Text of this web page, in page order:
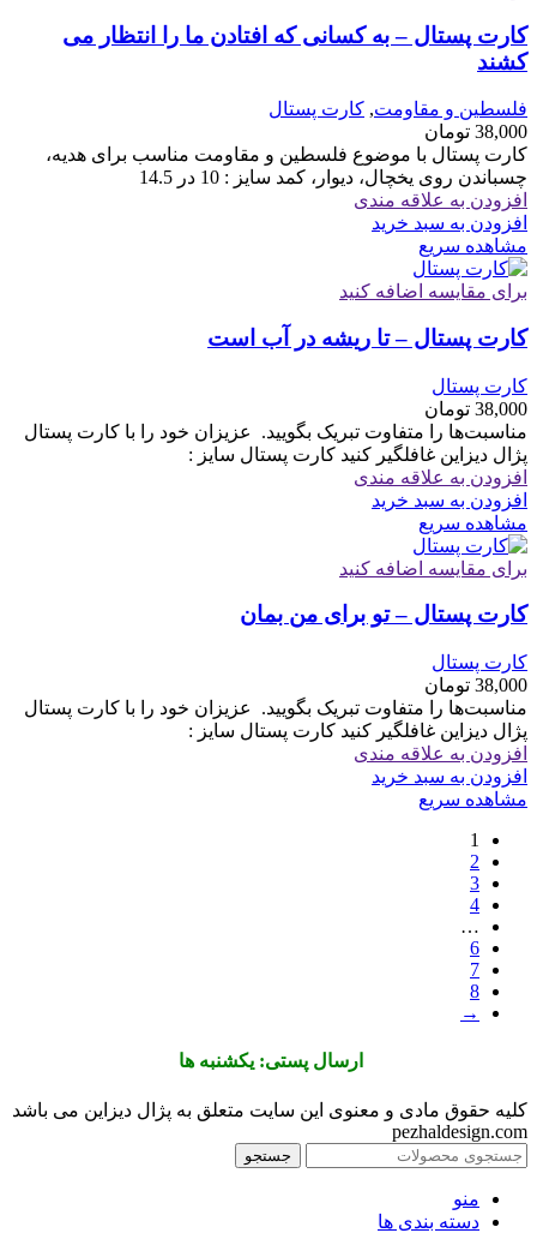
کارت پستال – به کسانی که افتادن ما را انتظار می
کشند
فلسطین و مقاومت, کارت پستال
38,000 تومان
کارت پستال با موضوع فلسطین و مقاومت مناسب برای هدیه،
چسباندن روی یخچال، دیوار، کمد سایز : 10 در 14.5
افزودن به علاقه مندی
افزودن به سبد خرید
مشاهده سریع
برای مقایسه اضافه کنید
کارت پستال – تا ریشه در آب است
کارت پستال
38,000 تومان
مناسبت‌ها را متفاوت تبریک بگویید. ‏ ‏عزیزان خود را با کارت پستال
پژال دیزاین غافلگیر کنید کارت پستال سایز :
افزودن به علاقه مندی
افزودن به سبد خرید
مشاهده سریع
برای مقایسه اضافه کنید
کارت پستال – تو برای من بمان
کارت پستال
38,000 تومان
مناسبت‌ها را متفاوت تبریک بگویید. ‏ ‏عزیزان خود را با کارت پستال
پژال دیزاین غافلگیر کنید کارت پستال سایز :
افزودن به علاقه مندی
افزودن به سبد خرید
مشاهده سریع
1
2
3
4
…
6
7
8
→
ارسال پستی: یکشنبه ها
کلیه حقوق مادی و معنوی این سایت متعلق به پژال دیزاین می باشد
pezhaldesign.com
جستجو
منو
دسته بندی ها